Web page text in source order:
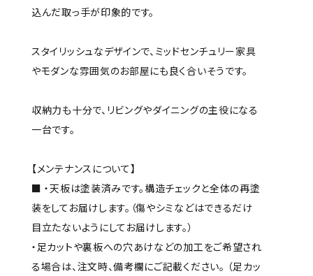
込んだ取っ手が印象的です。
スタイリッシュなデザインで、ミッドセンチュリー家具
やモダンな雰囲気のお部屋にも良く合いそうです。
収納力も十分で、リビングやダイニングの主役になる
一台です。
【メンテナンスについて】
■ ・天板は塗装済みです。構造チェックと全体の再塗
装をしてお届けします。（傷やシミなどはできるだけ
目立たないようにしてお届けします。）
・足カットや裏板への穴あけなどの加工をご希望され
る場合は、注文時、備考欄にご記載ください。 （足カッ